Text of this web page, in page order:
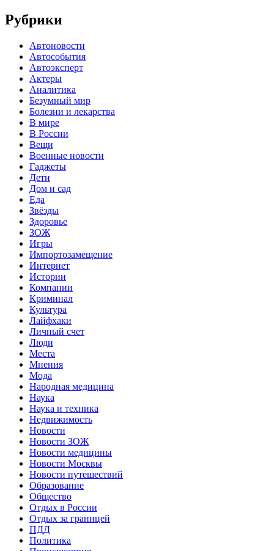
Рубрики
Автоновости
Автособытия
Автоэксперт
Актеры
Аналитика
Безумный мир
Болезни и лекарства
В мире
В России
Вещи
Военные новости
Гаджеты
Дети
Дом и сад
Еда
Звёзды
Здоровье
ЗОЖ
Игры
Импортозамещение
Интернет
Истории
Компании
Криминал
Культура
Лайфхаки
Личный счет
Люди
Места
Мнения
Мода
Народная медицина
Наука
Наука и техника
Недвижимость
Новости
Новости ЗОЖ
Новости медицины
Новости Москвы
Новости путешествий
Образование
Общество
Отдых в России
Отдых за границей
ПДД
Политика